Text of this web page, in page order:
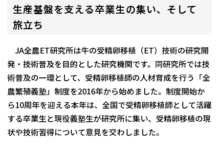
生産基盤を支える卒業生の集い、そして
旅立ち
JA全農ET研究所は牛の受精卵移植（ET）技術の研究開
発・技術普及を目的とした研究機関です。同研究所では技
術普及の一環として、受精卵移植師の人材育成を行う「全
農繁殖義塾」制度を2016年から始めました。制度開始か
ら10周年を迎える本年は、全国で受精卵移植師として活躍
する卒業生と現役義塾生が研究所に集い、受精卵移植の現
状や技術習得について意見を交わしました。